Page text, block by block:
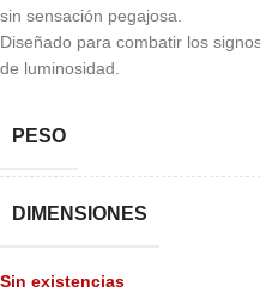
sin sensación pegajosa.
Diseñado para combatir los
de luminosidad.
PESO
DIMENSIONES
Sin existencias